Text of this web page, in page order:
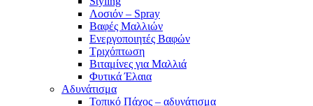
Λοσιόν – Spray
Βαφές Μαλλιών
Ενεργοποιητές Βαφών
Τριχόπτωση
Βιταμίνες για Μαλλιά
Φυτικά Έλαια
Αδυνάτισμα
Τοπικό Πάχος – αδυνάτισμα